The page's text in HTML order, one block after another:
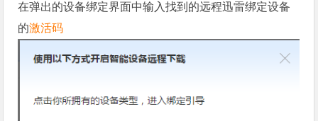
在弹出的设备绑定界面中输入找到的远程迅雷绑定设备
的激活码